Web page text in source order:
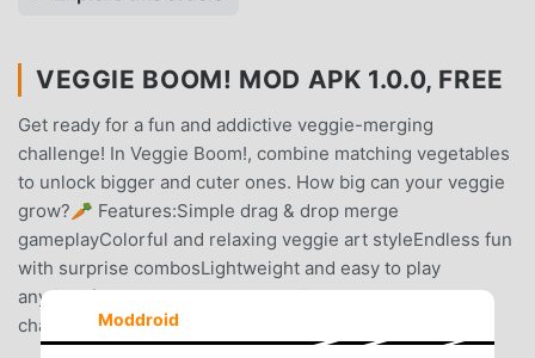
VEGGIE BOOM! MOD APK 1.0.0, FREE
Get ready for a fun and addictive veggie-merging
challenge! In Veggie Boom!, combine matching vegetables
to unlock bigger and cuter ones. How big can your veggie
grow? 🥕 Features:Simple drag & drop merge
gameplayColorful and relaxing veggie art styleEndless fun
with surprise combosLightweight and easy to play
anytime If you love merge games like the watermelon
challenge, you’ll love this veggie twist!
Moddroid